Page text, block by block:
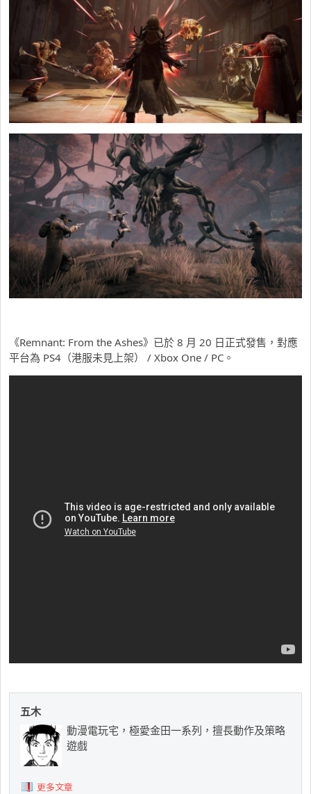
《Remnant: From the Ashes》已於 8 月 20 日正式發售，對應
平台為 PS4（港服未見上架） / Xbox One / PC。
五木
動漫電玩宅，極愛金田一系列，擅長動作及策略
遊戲
更多文章